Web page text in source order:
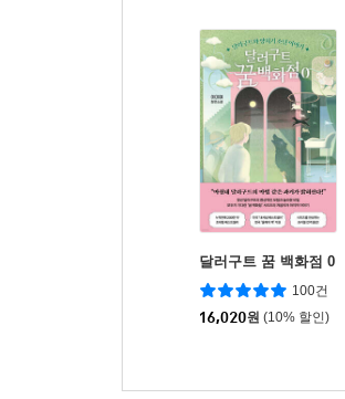
달러구트 꿈 백화점 0
100건
16,020원 (10% 할인)